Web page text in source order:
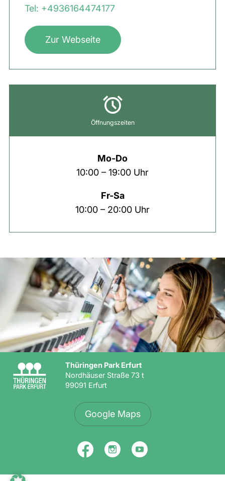
Tel: +4936164474177
Zur Webseite
Öffnungszeiten
Mo-Do
10:00 – 19:00 Uhr
Fr-Sa
10:00 – 20:00 Uhr
Thüringen Park Erfurt
Nordhäuser Straße 73 t
99091 Erfurt
Google Maps